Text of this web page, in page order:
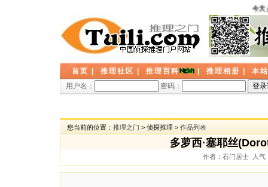
今天是
首页 推理社区 推理百科 推理相册
本
用户名：
密码：
您当前的位置： 推理之门 > 侦探推理 > 作品列表
多萝西·塞耶丝
作者：石门居士 人气